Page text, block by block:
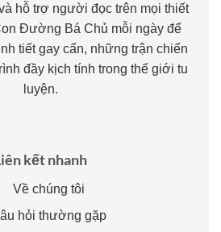
hỗ trợ người đọc trên mọi thiết
Đường Bá Chủ mỗi ngày để
tiết gay cấn, những trận chiến
đầy kịch tính trong thế giới tu
luyện.
kết nhanh
Về chúng tôi
hỏi thường gặp